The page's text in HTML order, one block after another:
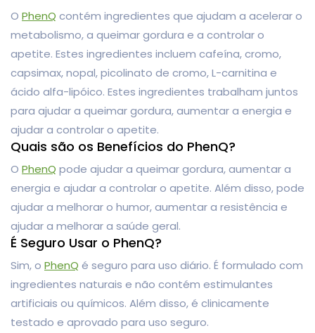
O PhenQ contém ingredientes que ajudam a acelerar o
metabolismo, a queimar gordura e a controlar o
apetite. Estes ingredientes incluem cafeína, cromo,
capsimax, nopal, picolinato de cromo, L-carnitina e
ácido alfa-lipóico. Estes ingredientes trabalham juntos
para ajudar a queimar gordura, aumentar a energia e
ajudar a controlar o apetite.
Quais são os Benefícios do PhenQ?
O PhenQ pode ajudar a queimar gordura, aumentar a
energia e ajudar a controlar o apetite. Além disso, pode
ajudar a melhorar o humor, aumentar a resistência e
ajudar a melhorar a saúde geral.
É Seguro Usar o PhenQ?
Sim, o PhenQ é seguro para uso diário. É formulado com
ingredientes naturais e não contém estimulantes
artificiais ou químicos. Além disso, é clinicamente
testado e aprovado para uso seguro.